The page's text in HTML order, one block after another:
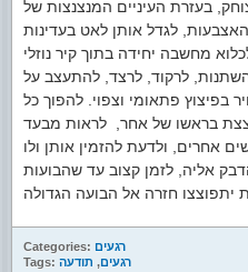
בעזרת העיניים המנצנצות של
לגדל אותן לאט בעדינות
מחשבה יחידה בתוך קיר נוזלי
לרקוד, לרצד, להתעצב על
בפיצוץ פתאומי וצפוי. להפוך כל
בראשו של אחר, לראות מבעד
אחרים, ולדעת להזמין אותן ולו
אליה, לזמן קצוב עד שהבועות
Categories: רגעים
Tags:
רגעים, תודעה